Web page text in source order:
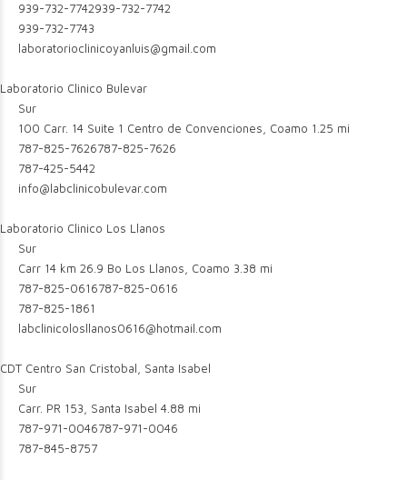
939-732-7742939-732-7742
939-732-7743
laboratorioclinicoyanluis@gmail.com
Laboratorio Clinico Bulevar
Sur
100 Carr. 14 Suite 1 Centro de Convenciones, Coamo 1.25 mi
787-825-7626787-825-7626
787-425-5442
info@labclinicobulevar.com
Laboratorio Clinico Los Llanos
Sur
Carr 14 km 26.9 Bo Los Llanos, Coamo 3.38 mi
787-825-0616787-825-0616
787-825-1861
labclinicolosllanos0616@hotmail.com
CDT Centro San Cristobal, Santa Isabel
Sur
Carr. PR 153, Santa Isabel 4.88 mi
787-971-0046787-971-0046
787-845-8757